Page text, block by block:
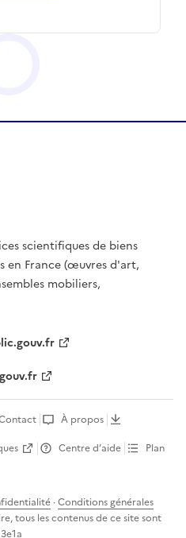
scientifiques de biens
en France (œuvres d'art,
mobiliers,
À propos
Centre d’aide
Plan
·Conditions générales
tous les contenus de ce site sont